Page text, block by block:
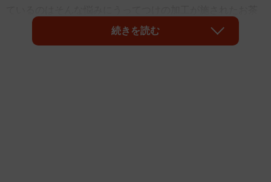
続きを読む